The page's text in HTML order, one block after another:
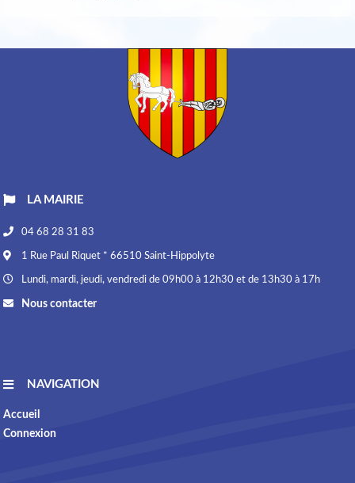
LA MAIRIE
04 68 28 31 83
1 Rue Paul Riquet * 66510 Saint-Hippolyte
Lundi, mardi, jeudi, vendredi de 09h00 à 12h30 et de 13h30 à 17h
Nous contacter
NAVIGATION
Accueil
Connexion